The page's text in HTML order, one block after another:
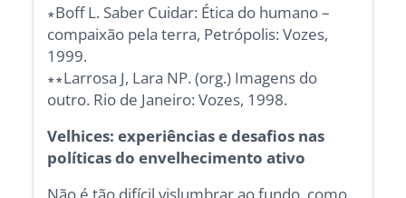
∗Boff L. Saber Cuidar: Ética do humano –
compaixão pela terra, Petrópolis: Vozes,
1999.
∗∗Larrosa J, Lara NP. (org.) Imagens do
outro. Rio de Janeiro: Vozes, 1998.
Velhices: experiências e desafios nas
políticas do envelhecimento ativo
Não é tão difícil vislumbrar ao fundo, como